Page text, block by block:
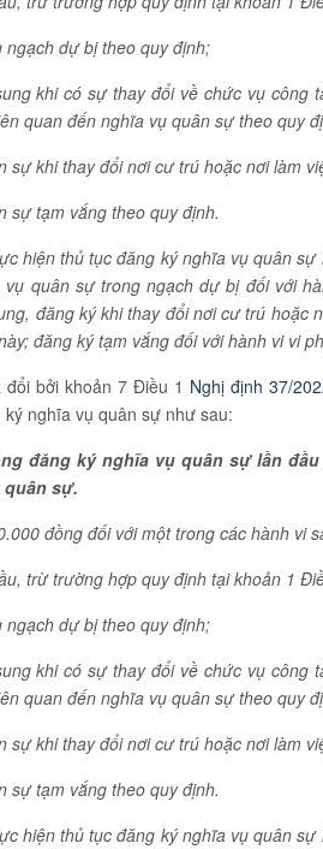
dự bị theo quy định;
khi có sự thay đổi về chức vụ công
quan đến nghĩa vụ quân sự theo quy
khi thay đổi nơi cư trú hoặc nơi làm
sự tạm vắng theo quy định.
hiện thủ tục đăng ký nghĩa vụ quân
quân sự trong ngạch dự bị đối với
đăng ký khi thay đổi nơi cư trú hoặc
đăng ký tạm vắng đối với hành vi vi
bởi khoản 7 Điều 1 Nghị định 37/
nghĩa vụ quân sự như sau:
đăng ký nghĩa vụ quân sự lần
sự.
đồng đối với một trong các hành vi
trừ trường hợp quy định tại khoản 1
dự bị theo quy định;
khi có sự thay đổi về chức vụ công
quan đến nghĩa vụ quân sự theo quy
khi thay đổi nơi cư trú hoặc nơi làm
sự tạm vắng theo quy định.
hiện thủ tục đăng ký nghĩa vụ quân